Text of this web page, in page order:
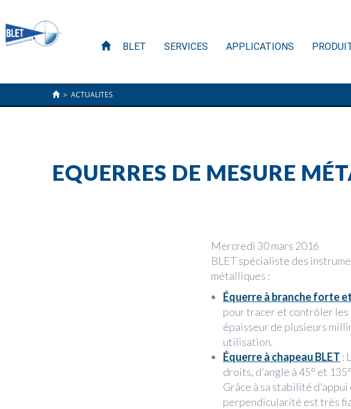
BLET SERVICES APPLICATIONS
> ACTUALITES
EQUERRES DE MESURE
Mercredi 30 mars 2016
BLET spécialiste des
métalliques :
Équerre à branche forte
pour tracer et contrôler
épaisseur de plusieurs
utilisation.
Équerre à chapeau BLET :
droits, d'angle à 45° et
Grâce à sa stabilité
perpendicularité est très